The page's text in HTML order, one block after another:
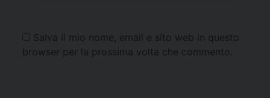
Salva il mio nome, email e sito web in questo
browser per la prossima volta che commento.